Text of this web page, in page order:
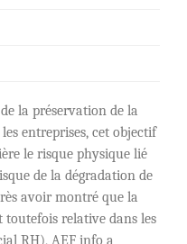
la préservation de la
entreprises, cet objectif
le risque physique lié
de la dégradation de
avoir montré que la
toutefois relative dans les